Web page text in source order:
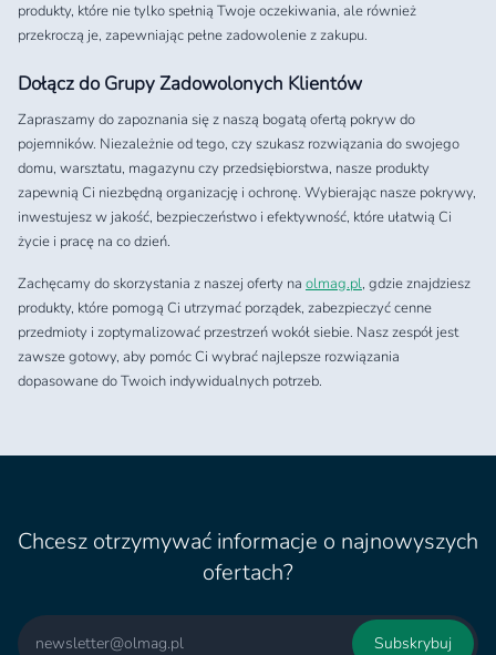
produkty, które nie tylko spełnią Twoje oczekiwania, ale również
przekroczą je, zapewniając pełne zadowolenie z zakupu.
Dołącz do Grupy Zadowolonych Klientów
Zapraszamy do zapoznania się z naszą bogatą ofertą pokryw do
pojemników. Niezależnie od tego, czy szukasz rozwiązania do swojego
domu, warsztatu, magazynu czy przedsiębiorstwa, nasze produkty
zapewnią Ci niezbędną organizację i ochronę. Wybierając nasze pokrywy,
inwestujesz w jakość, bezpieczeństwo i efektywność, które ułatwią Ci
życie i pracę na co dzień.
Zachęcamy do skorzystania z naszej oferty na olmag.pl, gdzie znajdziesz
produkty, które pomogą Ci utrzymać porządek, zabezpieczyć cenne
przedmioty i zoptymalizować przestrzeń wokół siebie. Nasz zespół jest
zawsze gotowy, aby pomóc Ci wybrać najlepsze rozwiązania
dopasowane do Twoich indywidualnych potrzeb.
Chcesz otrzymywać informacje o najnowyszych
ofertach?
Email
Subskrybuj